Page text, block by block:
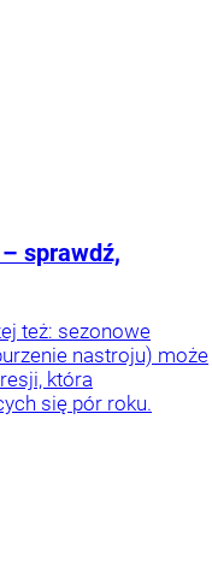
sprawdź,
też: sezonowe
nastroju) może
która
się pór roku.